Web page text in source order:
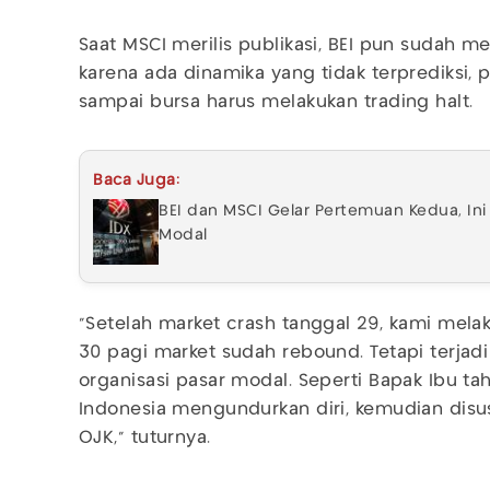
Saat MSCI merilis publikasi, BEI pun sudah
karena ada dinamika yang tidak terprediksi,
sampai bursa harus melakukan trading halt.
Baca Juga:
BEI dan MSCI Gelar Pertemuan Kedua,
Modal
"Setelah market crash tanggal 29, kami
30 pagi market sudah rebound. Tetapi
organisasi pasar modal. Seperti Bapak Ibu
Indonesia mengundurkan diri, kemudian
OJK," tuturnya.